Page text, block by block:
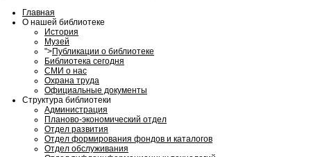
Главная
О нашей библиотеке
История
Музей
">Публикации о библиотеке
Библиотека сегодня
СМИ о нас
Охрана труда
Официальные документы
Структура библиотеки
Администрация
Планово-экономический отдел
Отдел развития
Отдел формирования фондов и каталогов
Отдел обслуживания